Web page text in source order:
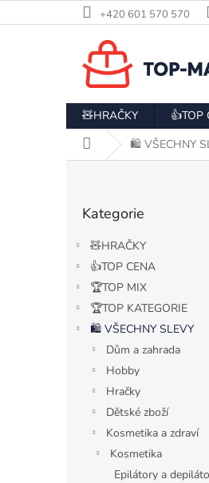
na
+420 601 570 570
🧸HRAČKY 👍TOP
Domů 🛍️ VŠECHNY
kategorie
Kategorie
🧸HRAČKY
👍TOP CENA
🏆TOP MIX
🏆TOP KATEGORIE
🛍️ VŠECHNY SLEVY
Dům a zahrada
Hobby
Hračky
Dětské zboží
Kosmetika a zdraví
Kosmetika
Epilátory a